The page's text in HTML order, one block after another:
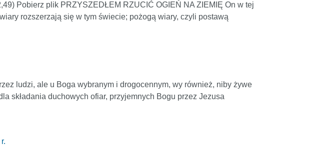
Pobierz plik PRZYSZEDŁEM RZUCIĆ OGIEŃ NA ZIEMIĘ On w tej
rozszerzają się w tym świecie; pożogą wiary, czyli postawą
ludzi, ale u Boga wybranym i drogocennym, wy również, niby żywe
składania duchowych ofiar, przyjemnych Bogu przez Jezusa